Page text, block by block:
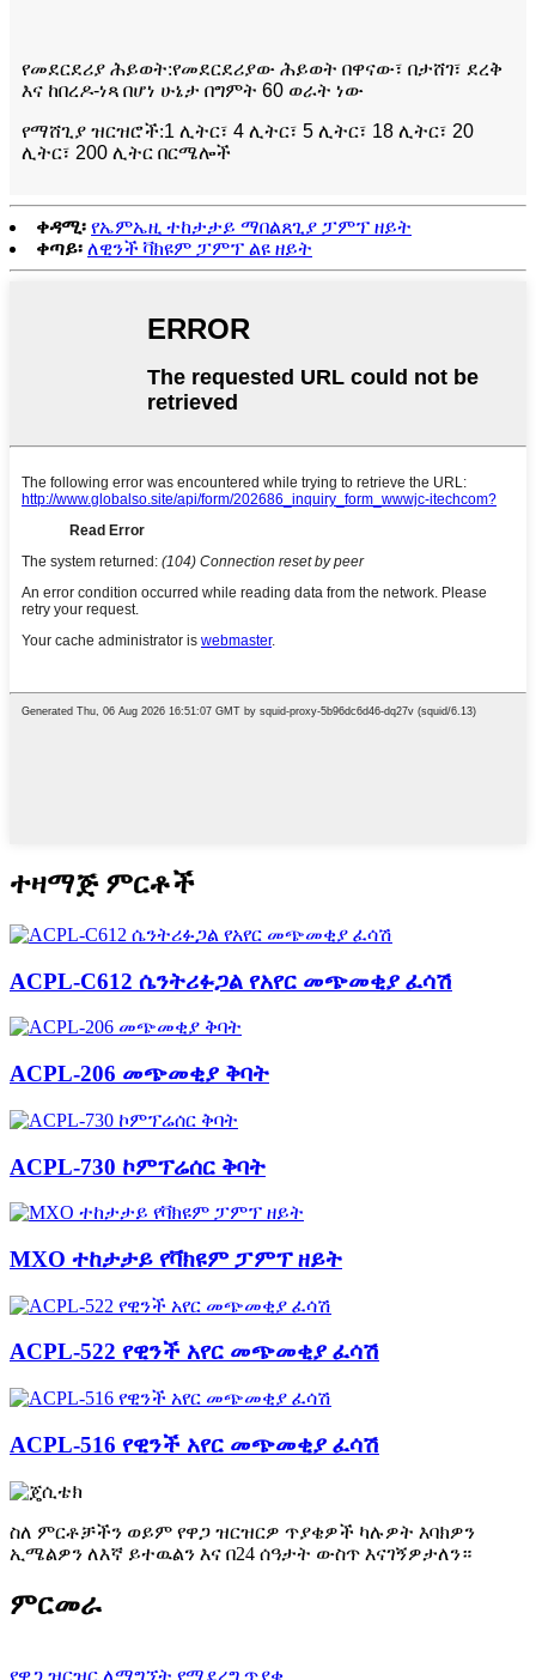
የመደርደሪያ ሕይወት:የመደርደሪያው ሕይወት በዋናው፣ በታሸገ፣ ደረቅ
እና ከበረዶ-ነጻ በሆነ ሁኔታ በግምት 60 ወራት ነው
የማሸጊያ ዝርዝሮች:1 ሊትር፣ 4 ሊትር፣ 5 ሊትር፣ 18 ሊትር፣ 20
ሊትር፣ 200 ሊትር በርሜሎች
ቀዳሚ፡ የኤምኤዚ ተከታታይ ማበልጸጊያ ፓምፕ ዘይት
ቀጣይ፡ ለዊንች ቫክዩም ፓምፕ ልዩ ዘይት
ተዛማጅ ምርቶች
ACPL-C612 ሴንትሪፉጋል የአየር መጭመቂያ ፈሳሽ
ACPL-206 መጭመቂያ ቅባት
ACPL-730 ኮምፕሬሰር ቅባት
MXO ተከታታይ የቫክዩም ፓምፕ ዘይት
ACPL-522 የዊንች አየር መጭመቂያ ፈሳሽ
ACPL-516 የዊንች አየር መጭመቂያ ፈሳሽ
ስለ ምርቶቻችን ወይም የዋጋ ዝርዝርዎ ጥያቄዎች ካሉዎት እባክዎን
ኢሜልዎን ለእኛ ይተዉልን እና በ24 ሰዓታት ውስጥ እናገኝዎታለን።
ምርመራ